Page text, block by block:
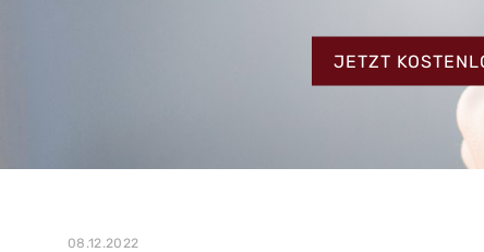
JETZT
MEHR
ZUM
MEHR
08.12.2022